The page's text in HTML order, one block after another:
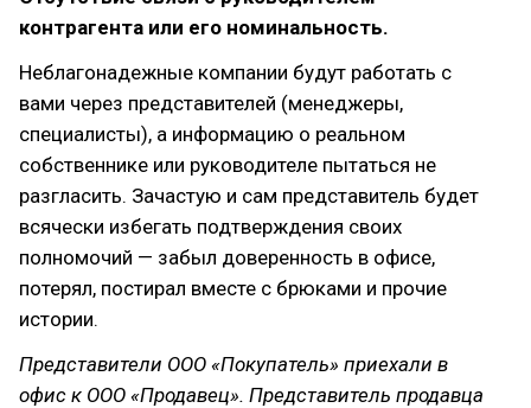
контрагента или его номинальность.
Неблагонадежные компании будут работать с
вами через представителей (менеджеры,
специалисты), а информацию о реальном
собственнике или руководителе пытаться не
разгласить. Зачастую и сам представитель будет
всячески избегать подтверждения своих
полномочий — забыл доверенность в офисе,
потерял, постирал вместе с брюками и прочие
истории.
Представители ООО «Покупатель» приехали в
офис к ООО «Продавец». Представитель продавца